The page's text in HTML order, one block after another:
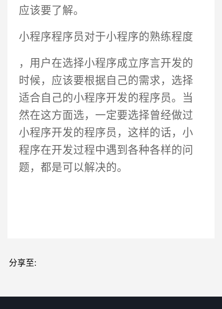
应该要了解。
小程序程序员对于小程序的熟练程度
，用户在选择小程序成立序言开发的
时候，应该要根据自己的需求，选择
适合自己的小程序开发的程序员。当
然在这方面选，一定要选择曾经做过
小程序开发的程序员，这样的话，小
程序在开发过程中遇到各种各样的问
题，都是可以解决的。
分享至: